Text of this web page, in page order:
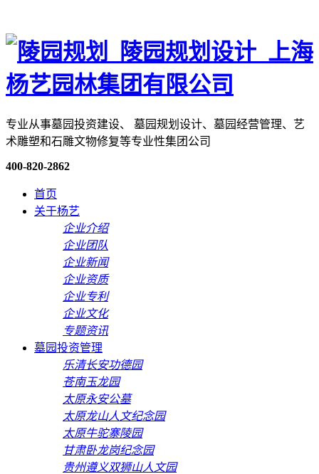
专业从事墓园投资建设、 墓园规划设计、墓园经营管理、艺
术雕塑和石雕文物修复等专业性集团公司
400-820-2862
首页
关于杨艺
企业介绍
企业团队
企业新闻
企业资质
企业专利
企业文化
专题资讯
墓园投资管理
乐清长安功德园
苍南玉龙园
太原永安公墓
太原龙山人文纪念园
太原牛驼寨陵园
甘肃卧龙岗纪念园
贵州遵义双狮山人文园